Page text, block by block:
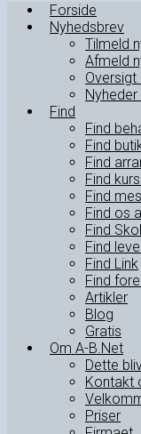
Forside
Nyhedsbrev
Tilmeld
Afmeld
Find
Find
Find
Find
Find
Find
Find os
Find
Find
Find Link
Find
Artikler
Blog
Gratis
Om A-B.Net
Dette
Kontakt
Priser